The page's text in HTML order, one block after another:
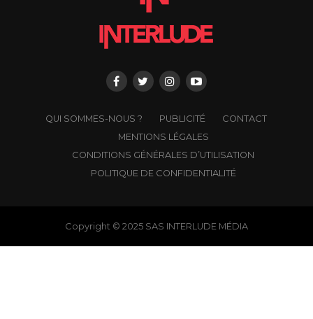
QUI SOMMES-NOUS ? PUBLICITÉ
CONTACT
MENTIONS LÉGALES
CONDITIONS GÉNÉRALES D’UTILISATION
POLITIQUE DE CONFIDENTIALITÉ
Copyright © 2025 SAS INTERLUDE MÉDIA